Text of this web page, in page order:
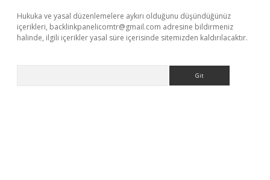
Hukuka ve yasal düzenlemelere aykırı olduğunu düşündüğünüz
içerikleri, backlinkpanelicomtr@gmail.com adresine bildirmeniz
halinde, ilgili içerikler yasal süre içerisinde sitemizden kaldırılacaktır.